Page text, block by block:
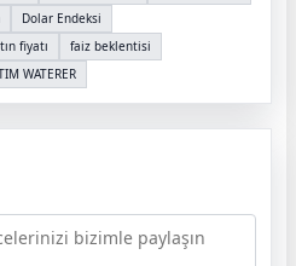
Dolar Endeksi
fiyatı
faiz beklentisi
WATERER